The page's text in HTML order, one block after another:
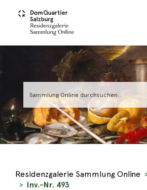
Residenzgalerie Sammlung Online
Inv.-Nr. 493